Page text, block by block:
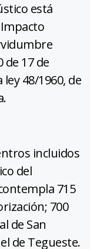
está
de 17 de
48/1960, de
incluidos
del
715
700
de San
de Tegueste.